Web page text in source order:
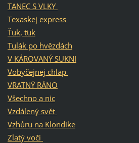
TANEC S VLKY
Texaskej express
Ťuk, ťuk
Tulák po hvězdách
V KÁROVANÝ SUKNI
Vobyčejnej chlap
VRATNÝ RÁNO
Všechno a nic
Vzdálený svět
Vzhůru na Klondike
Zlatý voči